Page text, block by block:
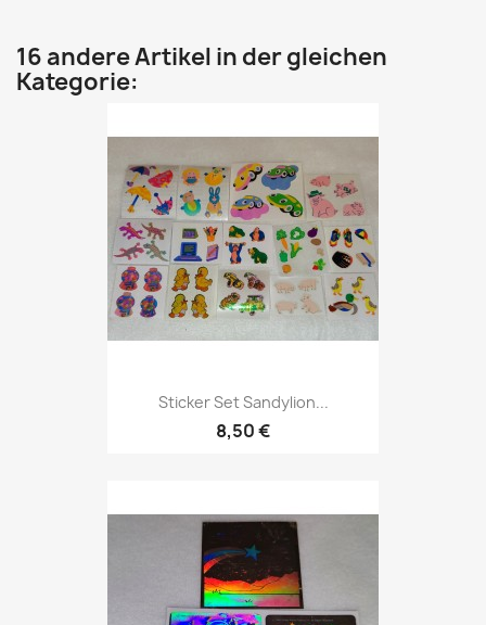
16 andere Artikel in der gleichen
Kategorie:
Sticker Set Sandylion...
8,50 €